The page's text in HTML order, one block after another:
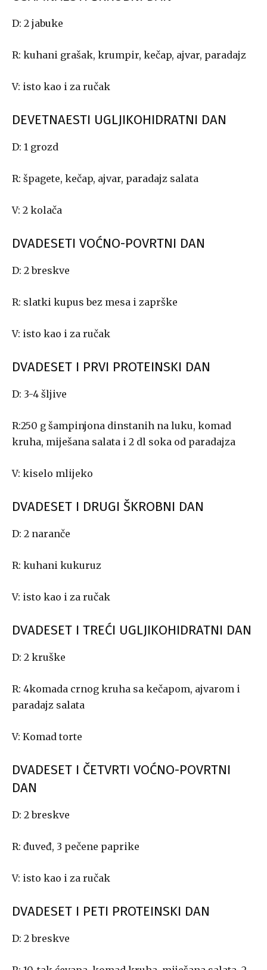
D: 2 jabuke
R: kuhani grašak, krumpir, kečap, ajvar, paradajz
V: isto kao i za ručak
DEVETNAESTI UGLJIKOHIDRATNI DAN
D: 1 grozd
R: špagete, kečap, ajvar, paradajz salata
V: 2 kolača
DVADESETI VOĆNO-POVRTNI DAN
D: 2 breskve
R: slatki kupus bez mesa i zaprške
V: isto kao i za ručak
DVADESET I PRVI PROTEINSKI DAN
D: 3-4 šljive
R:250 g šampinjona dinstanih na luku, komad
kruha, miješana salata i 2 dl soka od paradajza
V: kiselo mlijeko
DVADESET I DRUGI ŠKROBNI DAN
D: 2 naranče
R: kuhani kukuruz
V: isto kao i za ručak
DVADESET I TREĆI UGLJIKOHIDRATNI DAN
D: 2 kruške
R: 4komada crnog kruha sa kečapom, ajvarom i
paradajz salata
V: Komad torte
DVADESET I ČETVRTI VOĆNO-POVRTNI
DAN
D: 2 breskve
R: đuveđ, 3 pečene paprike
V: isto kao i za ručak
DVADESET I PETI PROTEINSKI DAN
D: 2 breskve